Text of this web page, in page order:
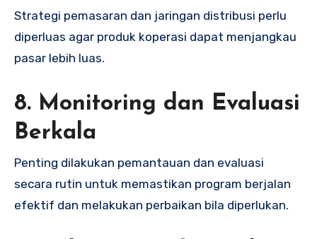
Strategi pemasaran dan jaringan distribusi perlu
diperluas agar produk koperasi dapat menjangkau
pasar lebih luas.
8. Monitoring dan Evaluasi
Berkala
Penting dilakukan pemantauan dan evaluasi
secara rutin untuk memastikan program berjalan
efektif dan melakukan perbaikan bila diperlukan.